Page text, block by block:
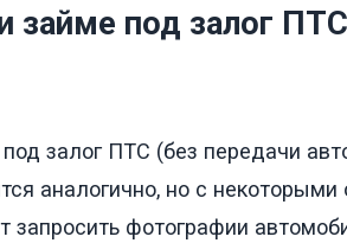
займе под залог
залог ПТС (без передачи
аналогично, но с некоторыми
запросить фотографии